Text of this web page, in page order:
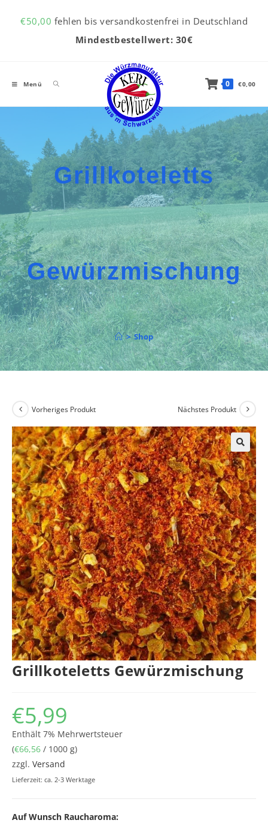
€50,00 fehlen bis versandkostenfrei in Deutschland
Mindestbestellwert: 30€
Menü 0 €0,00
Grillkoteletts
Gewürzmischung
> Shop
Vorheriges Produkt Nächstes Produkt
Grillkoteletts Gewürzmischung
€5,99
Enthält 7% Mehrwertsteuer
(€66,56 / 1000 g)
zzgl. Versand
Lieferzeit: ca. 2-3 Werktage
Auf Wunsch Raucharoma: